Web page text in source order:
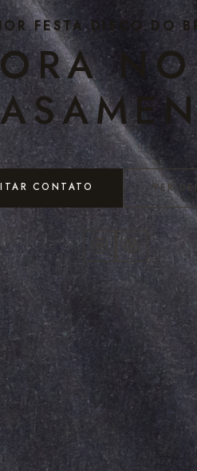
FESTA DISCO DO
CONTATO VER